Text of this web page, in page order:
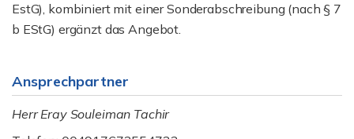
EstG), kombiniert mit einer Sonderabschreibung (nach § 7
b EStG) ergänzt das Angebot.
Ansprechpartner
Herr Eray Souleiman Tachir